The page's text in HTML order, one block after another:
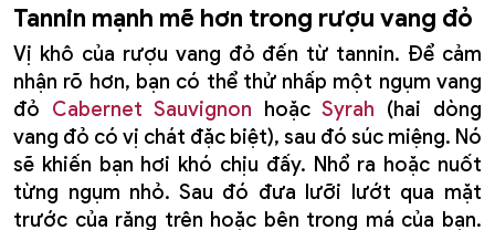
Tannin mạnh mẽ hơn trong rượu vang đỏ
Vị khô của rượu vang đỏ đến từ tannin. Để cảm
nhận rõ hơn, bạn có thể thử nhấp một ngụm vang
đỏ Cabernet Sauvignon hoặc Syrah (hai dòng
vang đỏ có vị chát đặc biệt), sau đó súc miệng. Nó
sẽ khiến bạn hơi khó chịu đấy. Nhổ ra hoặc nuốt
từng ngụm nhỏ. Sau đó đưa lưỡi lướt qua mặt
trước của răng trên hoặc bên trong má của bạn.